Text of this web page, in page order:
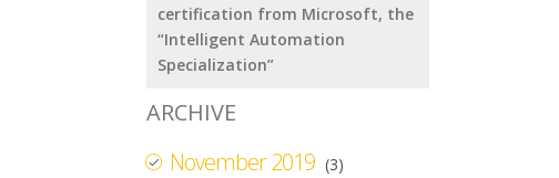
certification from Microsoft, the
“Intelligent Automation
Specialization”
ARCHIVE
November 2019 (3)